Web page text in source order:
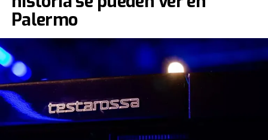
Palermo